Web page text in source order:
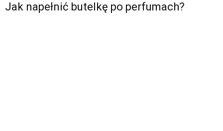
Jak napełnić butelkę po perfumach?